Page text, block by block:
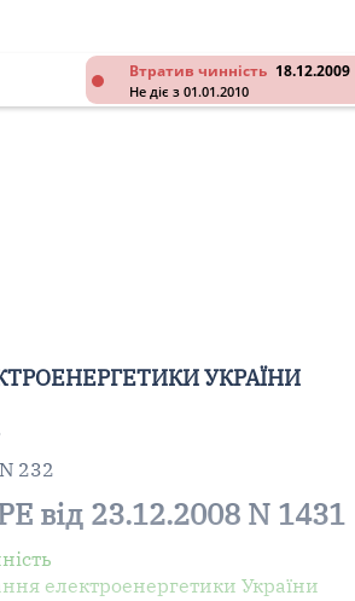
Втратив чинність 18.12.2009
Не діє з 01.01.2010
УКРАЇНИ
232
від 23.12.2008 N 1431
електроенергетики України